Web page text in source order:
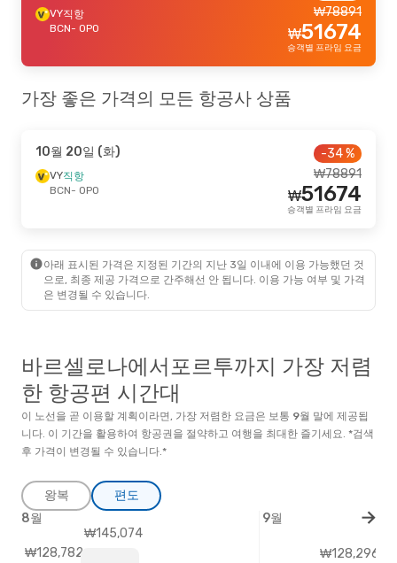
VY직항
BCN- OPO
78891
₩
51674
₩
승객별 프라임 요금
가장 좋은 가격의 모든 항공사 상품
10월 20일 (화)
VY직항
BCN- OPO
-34 %
78891
₩
51674
₩
승객별 프라임 요금
아래 표시된 가격은 지정된 기간의 지난 3일 이내에 이용 가능했던 것
으로, 최종 제공 가격으로 간주해선 안 됩니다. 이용 가능 여부 및 가격
은 변경될 수 있습니다.
바르셀로나에서포르투까지 가장 저렴
한 항공편 시간대
이 노선을 곧 이용할 계획이라면, 가장 저렴한 요금은 보통 9월 말에 제공됩
니다. 이 기간을 활용하여 항공권을 절약하고 여행을 최대한 즐기세요. *검색
후 가격이 변경될 수 있습니다.*
왕복 편도
₩128,782
₩145,074
₩128,296
8월 9월